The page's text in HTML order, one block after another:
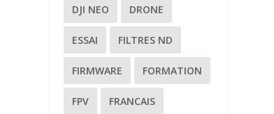
DJI NEO DRONE
ESSAI FILTRES ND
FIRMWARE FORMATION
FPV FRANCAIS